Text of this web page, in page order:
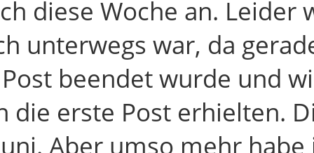
diese Woche an. Leider
unterwegs war, da
beendet wurde und
die erste Post erhielten.
Aber umso mehr habe